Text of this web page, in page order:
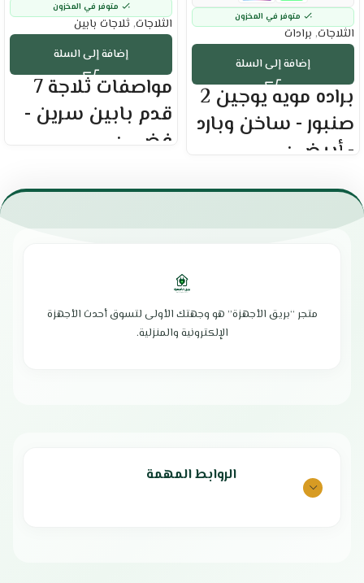
متوفر في المخزون
الثلاجات, برادات
إضافة إلى السلة
براده مويه يوجين 2
صنبور - ساخن وبارد
- أبيض :
عدد الصنابير : 2 صنبور
السعة : 10.5 لتر
قفل أمان مخصص لمنع عبث الأطفال
متوفر في المخزون
الثلاجات, ثلاجات بابين
إضافة إلى السلة
مواصفات ثلاجة 7
قدم بابين سرين -
فضي :
السعة اللترية : 211 لتر
ادرج لحفظ الطعام
ضاغط عالي الكفاءة
متجر “بريق الأجهزة” هو وجهتك الأولى لتسوق أحدث الأجهزة
الإلكترونية والمنزلية.
الروابط المهمة